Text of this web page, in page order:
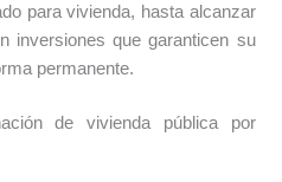
para vivienda, hasta alcanzar
inversiones que garanticen su
permanente.
de vivienda pública por